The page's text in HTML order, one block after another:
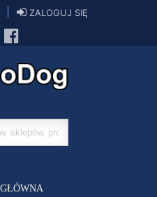
ZALOGUJ SIĘ